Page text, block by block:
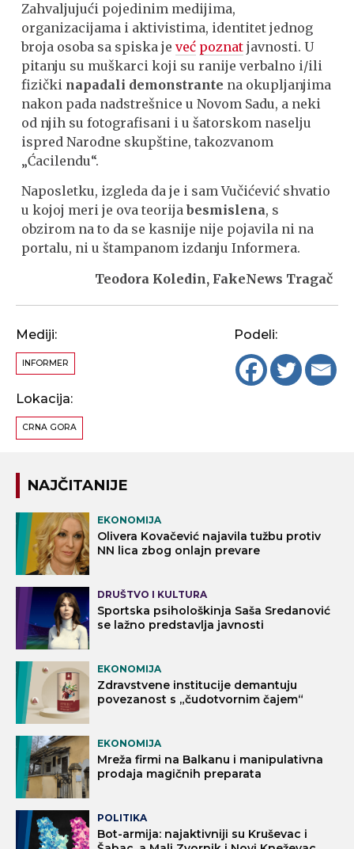
Zahvaljujući pojedinim medijima,
organizacijama i aktivistima, identitet jednog
broja osoba sa spiska jeveć poznat javnosti. U
pitanju su muškarci koji su ranije verbalno i/ili
fizički napadali demonstrante na okupljanjima
nakon pada nadstrešnice u Novom Sadu, a neki
od njih su fotografisani i u šatorskom naselju
ispred Narodne skupštine, takozvanom
„Ćacilendu“.
Naposletku, izgleda da je i sam Vučićević shvatio
u kojoj meri je ova teorijabesmislena, s
obzirom na to da se kasnije nije pojavila ni na
portalu, ni u štampanom izdanju Informera.
Teodora Koledin, FakeNews Tragač
Mediji:
INFORMER
Lokacija:
CRNA GORA
Podeli:
NAJČITANIJE
EKONOMIJA
Olivera Kovačević najavila tužbu protiv
NN lica zbog onlajn prevare
DRUŠTVO I KULTURA
Sportska psihološkinja Saša Sredanović
se lažno predstavlja javnosti
EKONOMIJA
Zdravstvene institucije demantuju
povezanost s „čudotvornim čajem“
EKONOMIJA
Mreža firmi na Balkanu i manipulativna
prodaja magičnih preparata
POLITIKA
Bot-armija: najaktivniji su Kruševac i